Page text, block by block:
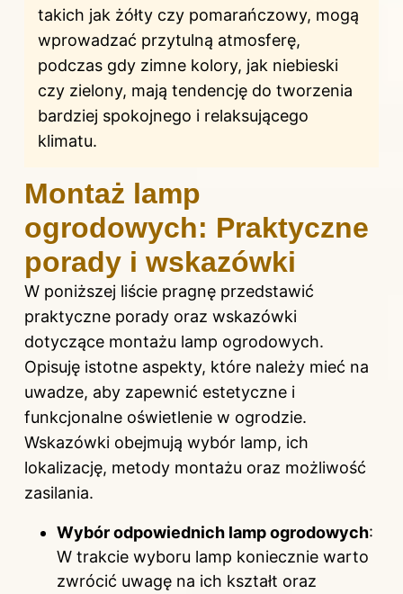
takich jak żółty czy pomarańczowy, mogą
wprowadzać przytulną atmosferę,
podczas gdy zimne kolory, jak niebieski
czy zielony, mają tendencję do tworzenia
bardziej spokojnego i relaksującego
klimatu.
Montaż lamp
ogrodowych: Praktyczne
porady i wskazówki
W poniższej liście pragnę przedstawić
praktyczne porady oraz wskazówki
dotyczące montażu lamp ogrodowych.
Opisuję istotne aspekty, które należy mieć na
uwadze, aby zapewnić estetyczne i
funkcjonalne oświetlenie w ogrodzie.
Wskazówki obejmują wybór lamp, ich
lokalizację, metody montażu oraz możliwość
zasilania.
Wybór odpowiednich lamp ogrodowych:
W trakcie wyboru lamp koniecznie warto
zwrócić uwagę na ich kształt oraz